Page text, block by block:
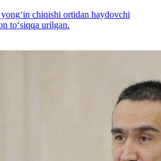
chiqishi ortidan haydovchi
to‘siqqa urilgan.